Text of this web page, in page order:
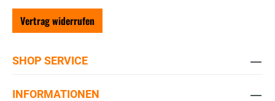
Vertrag widerrufen
SHOP SERVICE
INFORMATIONEN